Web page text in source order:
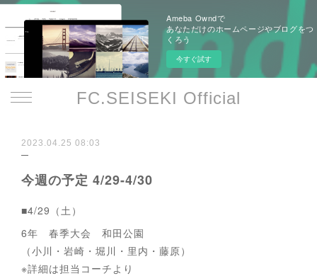
Ameba Owndで
あなただけのホームページやブログをつ
くろう
今すぐ試す
FC.SEISEKI Official
2023.04.25 08:03
今週の予定 4/29-4/30
■4/29（土）
6年 春季大会 和田公園
（小川・岩崎・堀川・里内・藤原）
※詳細は担当コーチより